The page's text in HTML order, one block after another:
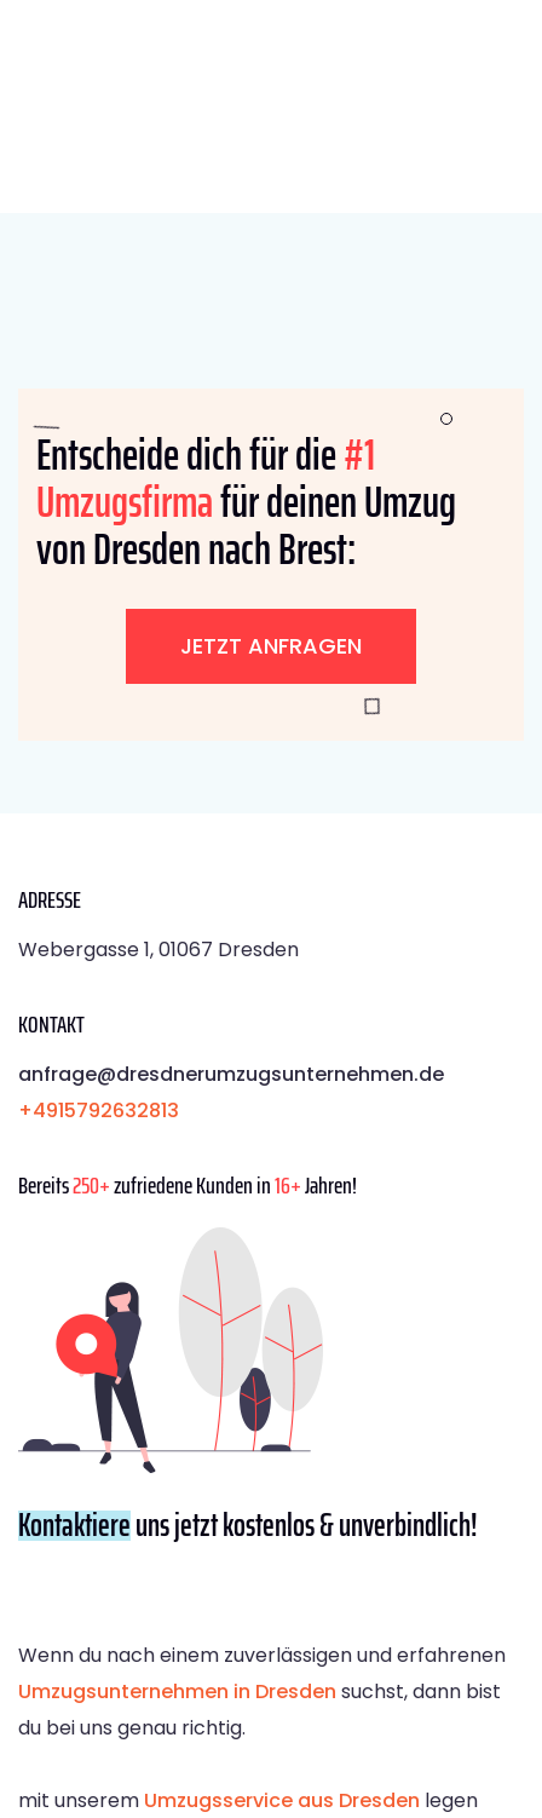
Entscheide dich für die#1
Umzugsfirmafür deinen Umzug
von Dresden nach Brest:
JETZT ANFRAGEN
ADRESSE
Webergasse 1, 01067 Dresden
KONTAKT
anfrage@dresdnerumzugsunternehmen.de
+4915792632813
Bereits250+zufriedene Kunden in16+Jahren!
Kontaktiereuns jetzt kostenlos & unverbindlich!
Wenn du nach einem zuverlässigen und erfahrenen
Umzugsunternehmen in Dresden suchst, dann bist
du bei uns genau richtig.
mit unserem Umzugsservice aus Dresden legen